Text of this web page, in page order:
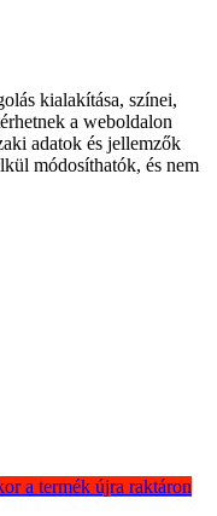
kialakítása, színei,
a weboldalon
adatok és jellemzők
módosíthatók, és nem
a termék újra raktáron